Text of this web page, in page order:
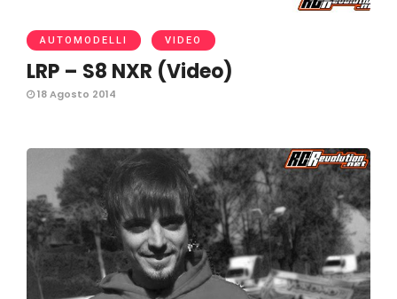
AUTOMODELLI VIDEO
LRP – S8 NXR (Video)
18 Agosto 2014